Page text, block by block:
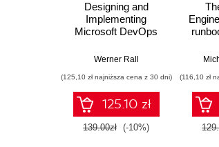
Designing and
Implementing
Microsoft DevOps
Certification Guide.
expertise, pass the
AZ-400 with
confidence, and
boost your cloud
career
Werner Rall
(125,10 zł najniższa cena z 30 dni)
125.10 zł
139.00zł (-10%)
a
(116,10 zł